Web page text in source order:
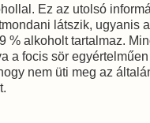
Ez az utolsó
látszik, ugyanis
% alkoholt tartalmaz.
a focis sör
nem üti meg az